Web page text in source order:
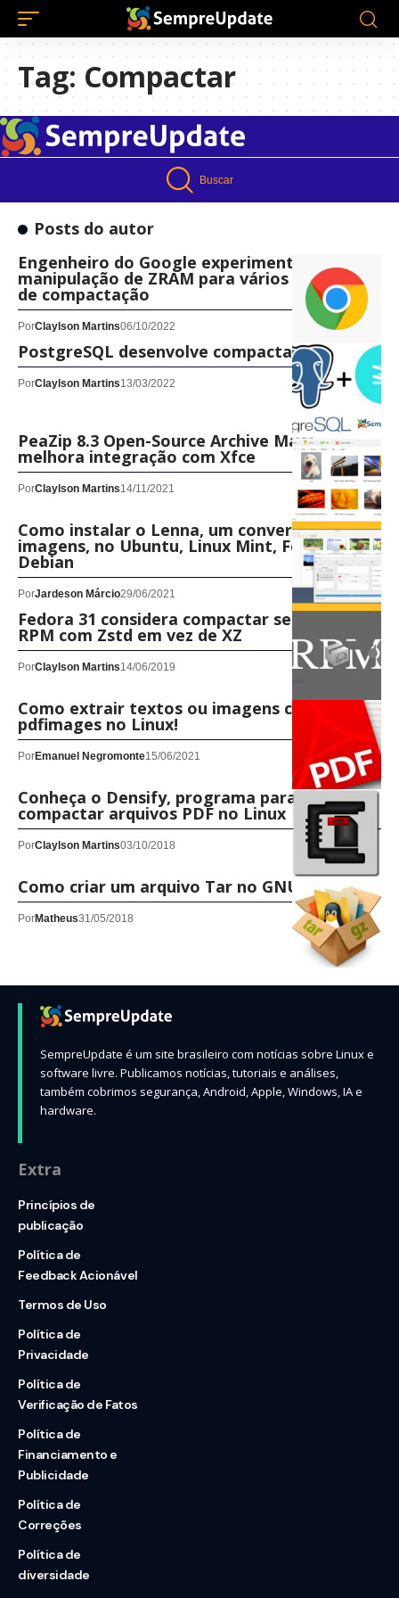
Tag: Compactar
Buscar
Posts do autor
Engenheiro do Google experimenta
manipulação de ZRAM para vários processos
de compactação
PorClaylson Martins06/10/2022
PostgreSQL desenvolve compactação Zstd
PorClaylson Martins13/03/2022
PeaZip 8.3 Open-Source Archive Manager
melhora integração com Xfce
PorClaylson Martins14/11/2021
Como instalar o Lenna, um conversor de
imagens, no Ubuntu, Linux Mint, Fedora,
Debian
PorJardeson Márcio29/06/2021
Fedora 31 considera compactar seus pacotes
RPM com Zstd em vez de XZ
PorClaylson Martins14/06/2019
Como extrair textos ou imagens com o
pdfimages no Linux!
PorEmanuel Negromonte15/06/2021
Conheça o Densify, programa para
compactar arquivos PDF no Linux
PorClaylson Martins03/10/2018
Como criar um arquivo Tar no GNU/Linux
PorMatheus31/05/2018
SempreUpdate é um site brasileiro com notícias sobre Linux e
software livre. Publicamos notícias, tutoriais e análises,
também cobrimos segurança, Android, Apple, Windows, IA e
hardware.
Extra
Princípios de
publicação
Política de
Feedback Acionável
Termos de Uso
Política de
Privacidade
Política de
Verificação de Fatos
Política de
Financiamento e
Publicidade
Política de
Correções
Política de
diversidade